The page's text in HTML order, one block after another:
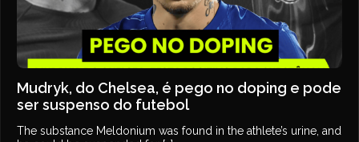
Mudryk, do Chelsea, é pego no doping e pode
ser suspenso do futebol
The substance Meldonium was found in the athlete’s urine, and